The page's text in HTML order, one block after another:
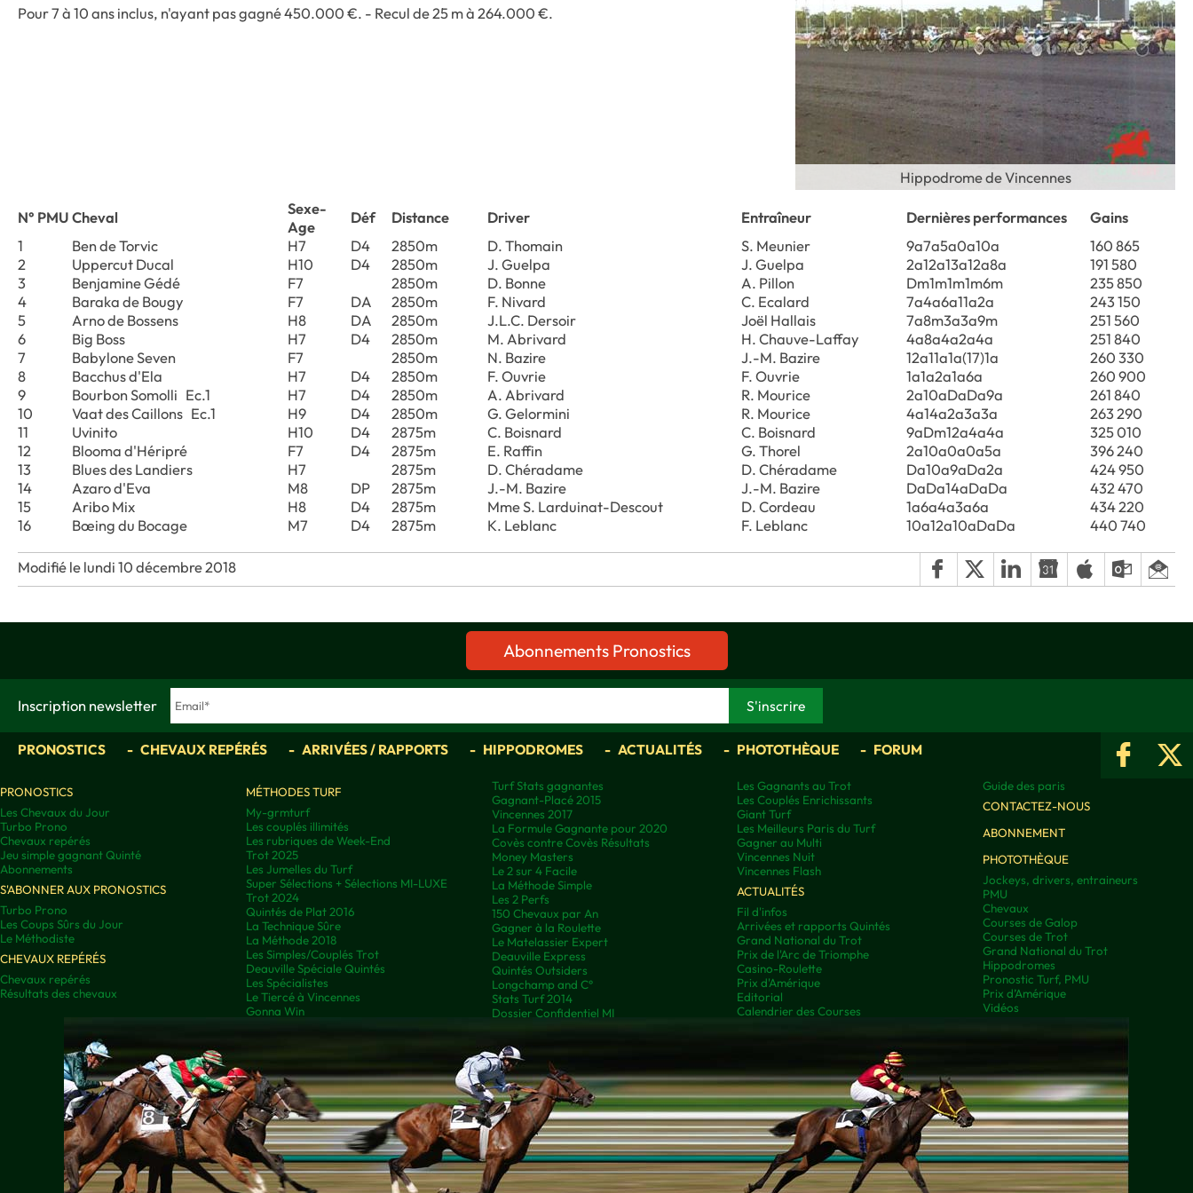
Hippodrome de Vincennes
Pour 7 à 10 ans inclus, n'ayant pas gagné 450.000 €. - Recul de 25 m à 264.000 €.
N° PMUCheval
Sexe-
Age
Déf Distance Driver Entraîneur Dernières performances
Gains
1
Ben de Torvic H7 D4 2850m D. Thomain S. Meunier 9a7a5a0a10a
160 865
2
Uppercut Ducal H10 D4 2850m J. Guelpa J. Guelpa 2a12a13a12a8a
191 580
3
Benjamine Gédé F7 2850m D. Bonne A. Pillon Dm1m1m1m6m
235 850
4
Baraka de Bougy F7 DA 2850m F. Nivard C. Ecalard 7a4a6a11a2a
243 150
5
Arno de Bossens H8 DA 2850m J.L.C. Dersoir Joël Hallais 7a8m3a3a9m
251 560
6
Big Boss H7 D4 2850m M. Abrivard H. Chauve-Laffay 4a8a4a2a4a
251 840
7
Babylone Seven F7 2850m N. Bazire J.-M. Bazire 12a11a1a(17)1a
260 330
8
Bacchus d'Ela H7 D4 2850m F. Ouvrie F. Ouvrie 1a1a2a1a6a
260 900
9
Bourbon Somolli Ec.1 H7 D4 2850m A. Abrivard R. Mourice 2a10aDaDa9a
261 840
10
Vaat des Caillons Ec.1 H9 D4 2850m G. Gelormini R. Mourice 4a14a2a3a3a
263 290
11
Uvinito H10 D4 2875m C. Boisnard C. Boisnard 9aDm12a4a4a
325 010
12
Blooma d'Héripré F7 D4 2875m E. Raffin G. Thorel 2a10a0a0a5a
396 240
13
Blues des Landiers H7 2875m D. Chéradame D. Chéradame Da10a9aDa2a
424 950
14
Azaro d'Eva M8 DP 2875m J.-M. Bazire J.-M. Bazire DaDa14aDaDa
432 470
15
Aribo Mix H8 D4 2875m Mme S. Larduinat-Descout D. Cordeau 1a6a4a3a6a
434 220
16
Bœing du Bocage M7 D4 2875m K. Leblanc F. Leblanc 10a12a10aDaDa 440 740
Modifié le lundi 10 décembre 2018
Abonnements Pronostics
Inscription newsletter
PRONOSTICS CHEVAUX REPÉRÉS ARRIVÉES / RAPPORTS HIPPODROMES ACTUALITÉS PHOTOTHÈQUE FORUM
PRONOSTICS
Les Chevaux du Jour
Turbo Prono
Chevaux repérés
Jeu simple gagnant Quinté
Abonnements
S'ABONNER AUX PRONOSTICS
Turbo Prono
Les Coups Sûrs du Jour
Le Méthodiste
CHEVAUX REPÉRÉS
Chevaux repérés
Résultats des chevaux
MÉTHODES TURF
My-grmturf
Les couplés illimités
Les rubriques de Week-End
Trot 2025
Les Jumelles du Turf
Super Sélections + Sélections MI-LUXE
Trot 2024
Quintés de Plat 2016
La Technique Sûre
La Méthode 2018
Les Simples/Couplés Trot
Deauville Spéciale Quintés
Les Spécialistes
Le Tiercé à Vincennes
Gonna Win
Turf Stats gagnantes
Gagnant-Placé 2015
Vincennes 2017
La Formule Gagnante pour 2020
Covès contre Covès Résultats
Money Masters
Le 2 sur 4 Facile
La Méthode Simple
Les 2 Perfs
150 Chevaux par An
Gagner à la Roulette
Le Matelassier Expert
Deauville Express
Quintés Outsiders
Longchamp and C°
Stats Turf 2014
Dossier Confidentiel MI
Les Gagnants au Trot
Les Couplés Enrichissants
Giant Turf
Les Meilleurs Paris du Turf
Gagner au Multi
Vincennes Nuit
Vincennes Flash
ACTUALITÉS
Fil d'infos
Arrivées et rapports Quintés
Grand National du Trot
Prix de l'Arc de Triomphe
Casino-Roulette
Prix d'Amérique
Editorial
Calendrier des Courses
Guide des paris
CONTACTEZ-NOUS
ABONNEMENT
PHOTOTHÈQUE
Jockeys, drivers, entraineurs
PMU
Chevaux
Courses de Galop
Courses de Trot
Grand National du Trot
Hippodromes
Pronostic Turf, PMU
Prix d’Amérique
Vidéos